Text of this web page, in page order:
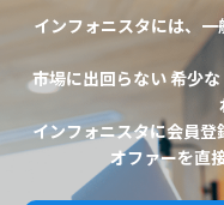
インフォニスタには、
市場に出回らない 希少
インフォニスタに会員登
オファーを直